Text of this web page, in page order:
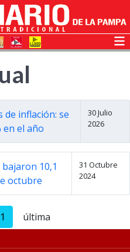
inflación: se
en el año
30 Julio
2026
10,1
octubre
31 Octubre
2024
1 última